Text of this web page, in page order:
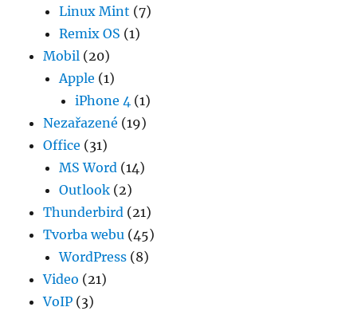
Linux Mint (7)
Remix OS (1)
Mobil (20)
Apple (1)
iPhone 4 (1)
Nezařazené (19)
Office (31)
MS Word (14)
Outlook (2)
Thunderbird (21)
Tvorba webu (45)
WordPress (8)
Video (21)
VoIP (3)